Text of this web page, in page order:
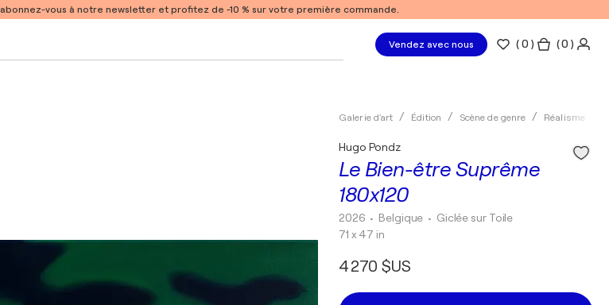
abonnez-vous à notre newsletter et profitez de -10 % sur votre première commande.
Vendez avec nous (0 ) ( 0 )
Galerie d'art Édition Scène de genre Réalisme
Le Bien-être Suprême
180x120
Hugo Pondz
2026 • Belgique • Giclée sur Toile
71 x 47 in
4 270 $US